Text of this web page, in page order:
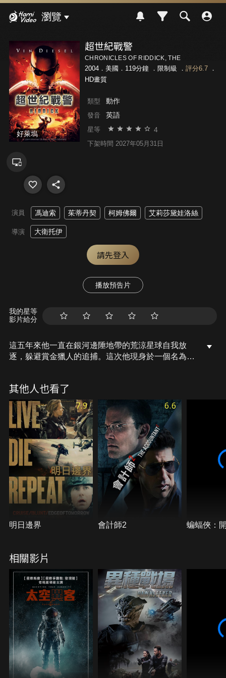
瀏覽
好萊塢
超世紀戰警
CHRONICLES OF RIDDICK, THE
2004．美國．119分鐘 ． 限制級 ． 評分6.7．
HD畫質
類型 動作
發音 英語
星等 4
下架時間 2027年05月31日
演員 馮迪索 茱蒂丹契 柯姆佛爾 艾莉莎黛娃洛絲
導演 大衛托伊
請先登入
播放預告片
我的星等
影片給分
這五年來他一直在銀河邊陲地帶的荒涼星球自我放
逐，躲避賞金獵人的追捕。這次他現身於一個名為希
死亡兵團的大軍侵略這個和平的星球，以強大的軍隊
征服人類世界是他的最終目標。雷迪克最後還是逃不
過星際傭兵的追捕，被放逐到一個氣候極端惡劣的地
底監獄，為了重獲自由之身，這兩人展開一場驚天動
地的超世紀大對決，他們的勝負將決定人類未來的命
運…
其他人也看了
7.9
明日邊界
6.6
會計師2 蝙蝠俠：
相關影片